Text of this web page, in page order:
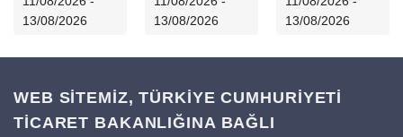
13/08/2026
13/08/2026
13/08/2026
WEB SİTEMİZ, TÜRKİYE CUMHURİYETİ
TİCARET BAKANLIĞINA BAĞLI